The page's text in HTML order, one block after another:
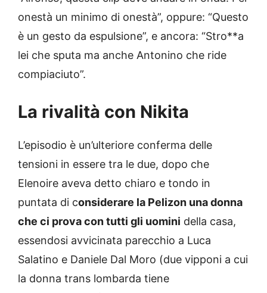
onestà un minimo di onestà”, oppure: “Questo
è un gesto da espulsione”, e ancora: “Stro**a
lei che sputa ma anche Antonino che ride
compiaciuto”.
La rivalità con Nikita
L’episodio è un’ulteriore conferma delle
tensioni in essere tra le due, dopo che
Elenoire aveva detto chiaro e tondo in
puntata di c
onsiderare la Pelizon una donna
che ci prova con tutti gli uomini della casa,
essendosi avvicinata parecchio a Luca
Salatino e Daniele Dal Moro (due vipponi a cui
la donna trans lombarda tiene